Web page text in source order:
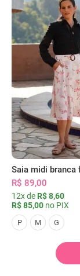
R$ 89,00
12x de R$ 8,60
R$ 85,00 no PIX
P M G